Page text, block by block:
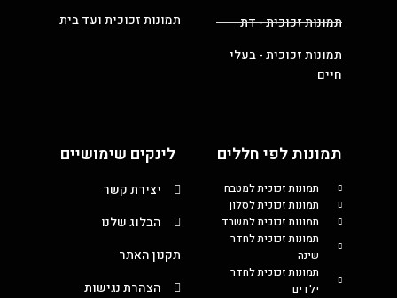
תמונות זכוכית - דת
תמונות זכוכית - בעלי
חיים
תמונות זכוכית ועד בית
תמונות לפי חללים
תמונות זכוכית למטבח
תמונות זכוכית לסלון
תמונות זכוכית למשרד
תמונות זכוכית לחדר
שינה
תמונות זכוכית לחדר
ילדים
לינקים שימושיים
יצירת קשר
הבלוג שלנו
תקנון האתר
הצהרת נגישות